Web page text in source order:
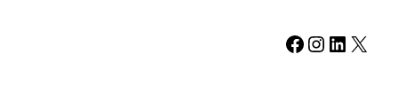
Facebook Instagram LinkedIn X